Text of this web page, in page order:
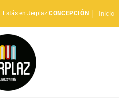
Estás en JerplazCONCEPCIÓN Inicio